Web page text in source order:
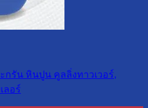
กรัน หินปูน คูลลิ่งทาวเวอร์,
ลอร์